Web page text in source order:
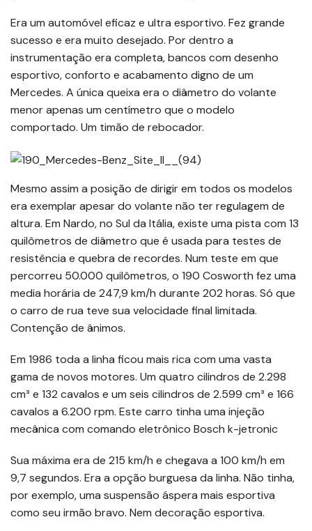
Era um automóvel eficaz e ultra esportivo. Fez grande
sucesso e era muito desejado. Por dentro a
instrumentação era completa, bancos com desenho
esportivo, conforto e acabamento digno de um
Mercedes. A única queixa era o diâmetro do volante
menor apenas um centímetro que o modelo
comportado. Um timão de rebocador.
Mesmo assim a posição de dirigir em todos os modelos
era exemplar apesar do volante não ter regulagem de
altura. Em Nardo, no Sul da Itália, existe uma pista com 13
quilômetros de diâmetro que é usada para testes de
resistência e quebra de recordes. Num teste em que
percorreu 50.000 quilômetros, o 190 Cosworth fez uma
media horária de 247,9 km/h durante 202 horas. Só que
o carro de rua teve sua velocidade final limitada.
Contenção de ânimos.
Em 1986 toda a linha ficou mais rica com uma vasta
gama de novos motores. Um quatro cilindros de 2.298
cm³ e 132 cavalos e um seis cilindros de 2.599 cm³ e 166
cavalos a 6.200 rpm. Este carro tinha uma injeção
mecânica com comando eletrônico Bosch k-jetronic
Sua máxima era de 215 km/h e chegava a 100 km/h em
9,7 segundos. Era a opção burguesa da linha. Não tinha,
por exemplo, uma suspensão áspera mais esportiva
como seu irmão bravo. Nem decoração esportiva.